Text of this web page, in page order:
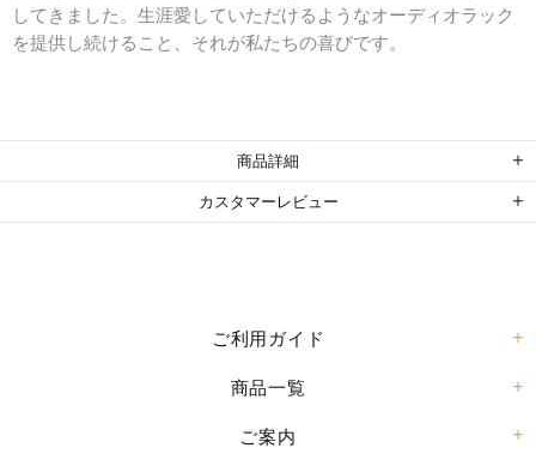
してきました。生涯愛していただけるようなオーディオラック
を提供し続けること、それが私たちの喜びです。
商品詳細
カスタマーレビュー
ご利用ガイド
商品一覧
ご案内